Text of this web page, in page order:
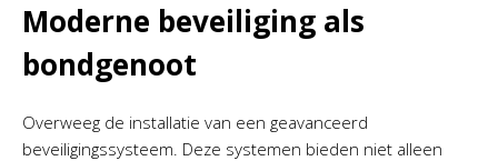
Moderne beveiliging als
bondgenoot
Overweeg de installatie van een geavanceerd
beveiligingssysteem. Deze systemen bieden niet alleen